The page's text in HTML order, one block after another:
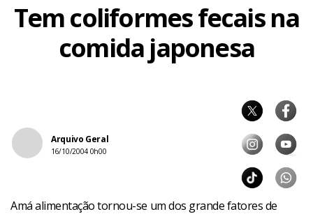
Tem coliformes fecais na
comida japonesa
Arquivo Geral
16/10/2004 0h00
Amá alimentação tornou-se um dos grande fatores de